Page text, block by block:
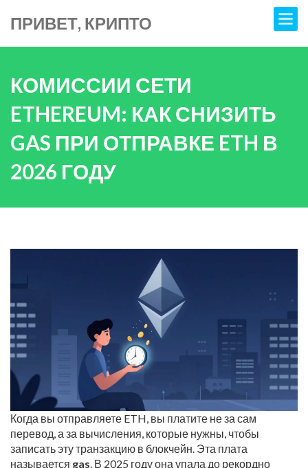
ПРИВЕТ, КРИПТО
КОМИССИИ СЕТИ
ETHEREUM: КАК СНИЗИТЬ
GAS ПРИ ОТПРАВКЕ ETH В
2026 ГОДУ
Когда вы отправляете ETH, вы платите не за сам
перевод, а за вычисления, которые нужны, чтобы
записать эту транзакцию в блокчейн. Эта плата
называется gas . В 2025 году она упала до рекордно